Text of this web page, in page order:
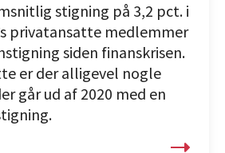
stigning på 3,2 pct. i
privatansatte medlemmer
siden finanskrisen.
er der alligevel nogle
går ud af 2020 med en